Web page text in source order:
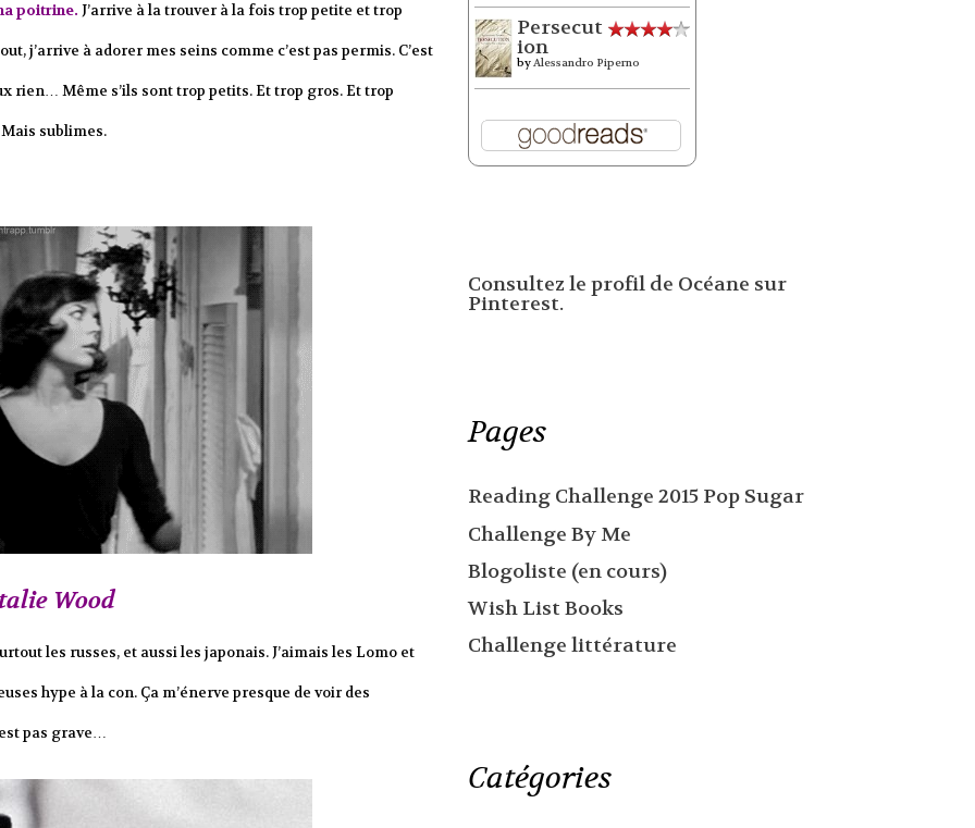
poitrine. J’arrive à la trouver à la fois trop petite et trop
j’arrive à adorer mes seins comme c’est pas permis. C’est
rien… Même s’ils sont trop petits. Et trop gros. Et trop
sublimes.
Wood
les russes, et aussi les japonais. J’aimais les Lomo et
hype à la con. Ça m’énerve presque de voir des
pas grave…
Persecut
ion
byAlessandro Piperno
Consultez le profil de Océane sur
Pinterest.
Pages
Reading Challenge 2015 Pop Sugar
Challenge By Me
Blogoliste (en cours)
Wish List Books
Challenge littérature
Catégories